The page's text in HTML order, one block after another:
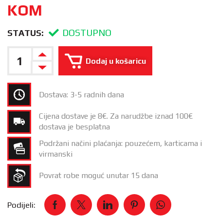
KOM
STATUS: DOSTUPNO
Dodaj u košaricu
Dostava: 3-5 radnih dana
Cijena dostave je 8€. Za narudžbe iznad 100€
dostava je besplatna
Podržani načini plaćanja: pouzećem, karticama i
virmanski
Povrat robe moguć unutar 15 dana
Podijeli: